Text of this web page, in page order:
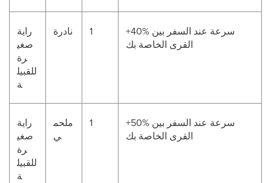
راية
صغي
رة
للقبيل
ة
نادرة 1
+40% سرعة عند السفر بين
القرى الخاصة بك
راية
صغي
رة
للقبيل
ة
ملحم
ي
1
+50% سرعة عند السفر بين
القرى الخاصة بك